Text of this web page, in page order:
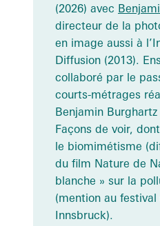
(2026) avec
directeur de la
en image aussi à
Diffusion (2013).
collaboré par le
courts-métrages
Benjamin Burghartz
Façons de voir,
le biomimétisme
du film Nature de
blanche » sur la
(mention au
Innsbruck).